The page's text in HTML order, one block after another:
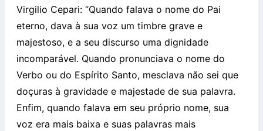
Virgilio Cepari: “Quando falava o nome do Pai
eterno, dava à sua voz um timbre grave e
majestoso, e a seu discurso uma dignidade
incomparável. Quando pronunciava o nome do
Verbo ou do Espírito Santo, mesclava não sei que
doçuras à gravidade e majestade de sua palavra.
Enfim, quando falava em seu próprio nome, sua
voz era mais baixa e suas palavras mais